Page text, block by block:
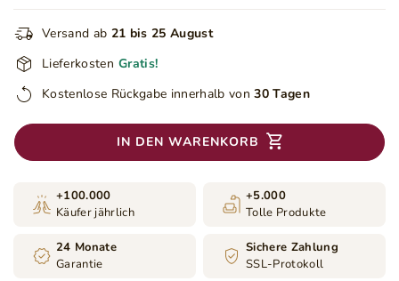
Versand ab 21 bis 25 August
Lieferkosten Gratis!
Kostenlose Rückgabe innerhalb von 30 Tagen
IN DEN WARENKORB
+100.000
Käufer jährlich
+5.000
Tolle Produkte
24 Monate
Garantie
Sichere Zahlung
SSL-Protokoll